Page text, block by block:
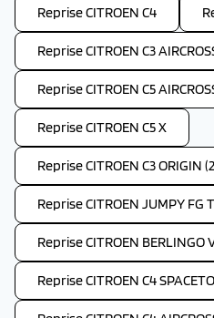
Reprise CITROEN C4
Reprise CITROEN C3
Reprise CITROEN C5
Reprise CITROEN C5 X
Reprise CITROEN C3 ORIGIN
Reprise CITROEN JUMPY FG
Reprise CITROEN BERLINGO
Reprise CITROEN C4